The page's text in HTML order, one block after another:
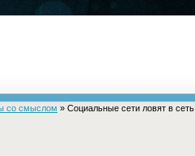
со смыслом » Социальные сети ловят в сеть